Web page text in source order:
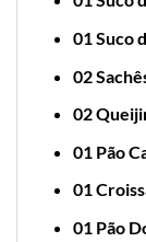
01 Suco
02
02
01 Pão
01
01 Pão